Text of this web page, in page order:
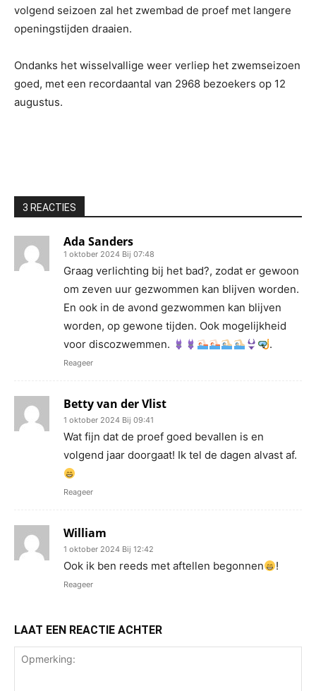
volgend seizoen zal het zwembad de proef met langere
openingstijden draaien.
Ondanks het wisselvallige weer verliep het zwemseizoen
goed, met een recordaantal van 2968 bezoekers op 12
augustus.
3 REACTIES
Ada Sanders
1 oktober 2024 Bij 07:48
Graag verlichting bij het bad?, zodat er gewoon
om zeven uur gezwommen kan blijven worden.
En ook in de avond gezwommen kan blijven
worden, op gewone tijden. Ook mogelijkheid
voor discozwemmen.
.
Reageer
Betty van der Vlist
1 oktober 2024 Bij 09:41
Wat fijn dat de proef goed bevallen is en
volgend jaar doorgaat! Ik tel de dagen alvast af.
Reageer
William
1 oktober 2024 Bij 12:42
Ook ik ben reeds met aftellen begonnen !
Reageer
LAAT EEN REACTIE ACHTER